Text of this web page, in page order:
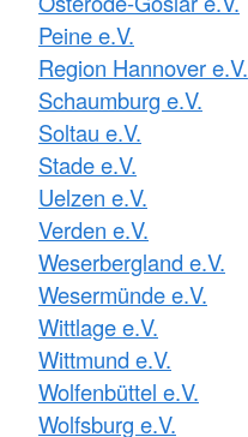
Peine e.V.
Region Hannover e.V.
Schaumburg e.V.
Soltau e.V.
Stade e.V.
Uelzen e.V.
Verden e.V.
Weserbergland e.V.
Wesermünde e.V.
Wittlage e.V.
Wittmund e.V.
Wolfenbüttel e.V.
Wolfsburg e.V.